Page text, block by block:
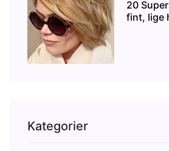
20
fint, lige
Kategorier